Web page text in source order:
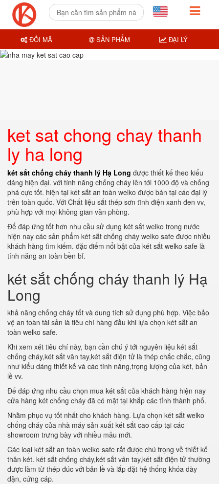
ket sat chong chay thanh
ly ha long
két sắt chống cháy thanh lý Hạ Long được thiết kế theo kiểu
dáng hiện đại. với tính năng chống cháy lên tới 1000 độ và chống
phá cực tốt. hiện tại két sắt an toàn welko được bán tại các đại lý
trên toàn quốc. Với Chất liệu sắt thép sơn tĩnh điện xanh đen vv,
phù hợp với mọi không gian văn phòng.
Để đáp ứng tốt hơn nhu cầu sử dụng két sắt welko trong nước
hiện nay các sản phẩm két sắt chống cháy welko safe được nhiều
khách hàng tìm kiếm. đặc điểm nổi bật của két sắt welko safe là
tính năng an toàn bền bỉ.
két sắt chống cháy thanh lý Hạ
Long
khả năng chống cháy tốt và dung tích sử dụng phù hợp. Việc bảo
vệ an toàn tài sản là tiêu chí hàng đầu khi lựa chọn két sắt an
toàn welko safe.
Khi xem xét tiêu chí này, bạn cần chú ý tới nguyên liệu két sắt
chống cháy,két sắt vân tay,két sắt điện tử là thép chắc chắc, cũng
như kiểu dáng thiết kế và các tính năng,trọng lượng của két, bản
lề vv.
Để đáp ứng nhu cầu chọn mua két sắt của khách hàng hiện nay
cửa hàng két chống cháy đã có mặt tại khắp các tỉnh thành phố.
Nhằm phục vụ tốt nhất cho khách hàng. Lựa chọn két sắt welko
chống cháy của nhà máy sản xuất két sắt cao cấp tại các
showroom trưng bày với nhiều mẫu mới.
Các loại két sắt an toàn welko safe rất được chú trọng về thiết kế
thân két. két sắt chống cháy,két sắt vân tay,két sắt điện tử thường
được làm từ thép đúc với bản lề và lắp đặt hệ thống khóa dày
dặn, cứng cáp.
ĐỔI MÃ SẢN PHẨM ĐẠI LÝ